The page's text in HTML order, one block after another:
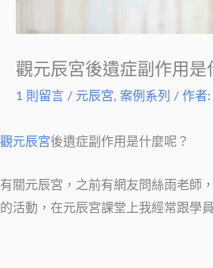
觀元辰宮後遺症副作用是
1 則留言 / 元辰宮, 案例系列 / 作者:
觀元辰宮後遺症副作用是什麼呢？
有關元辰宮，之前有網友問絲雨老師
的活動，在元辰宮課堂上我經常跟學